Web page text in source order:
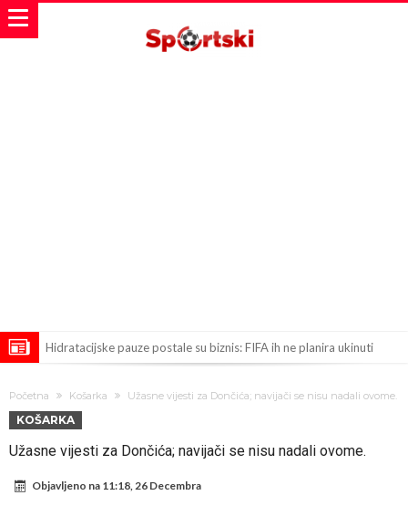
Hidratacijske pauze postale su biznis: FIFA ih ne planira ukinuti
Atletika?!
Ovo se Novaku nikad nije dešavalo: Sinner i Alcaraz odustaju, a
Početna Košarka Užasne vijesti za Dončića; navijači se nisu nadali ovome.
KOŠARKA
Užasne vijesti za Dončića; navijači se nisu nadali ovome.
Objavljeno na 11:18, 26 Decembra